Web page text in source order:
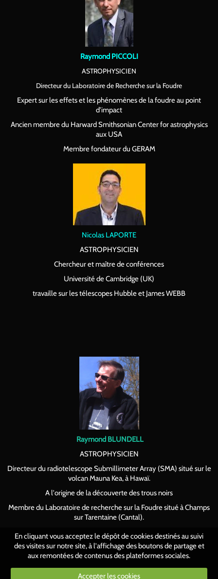
Raymond PICCOLI
ASTROPHYSICIEN
Directeur du Laboratoire de Recherche sur la Foudre
Expert sur les effets et les phénomènes de la foudre au point
d'impact
Ancien membre du Harward Smithsonian Center for astrophysics
aux USA
Membre fondateur du GERAM
Nicolas LAPORTE
ASTROPHYSICIEN
Chercheur et maître de conférences
Université de Cambridge (UK)
travaille sur les télescopes Hubble et James WEBB
Raymond BLUNDELL
ASTROPHYSICIEN
Directeur du radiotelescope Submillimeter Array (SMA) situé sur le
volcan Mauna Kea, à Hawaï.
A l'origine de la découverte des trous noirs
Membre du Laboratoire de recherche sur la Foudre situé à Champs
sur Tarentaine (Cantal).
En cliquant vous acceptez le dépôt de cookies destinés au suivi
des visites sur notre site, à l'affichage des boutons de partage et
aux remontées de contenus des plateformes sociales.
Accepter les cookies